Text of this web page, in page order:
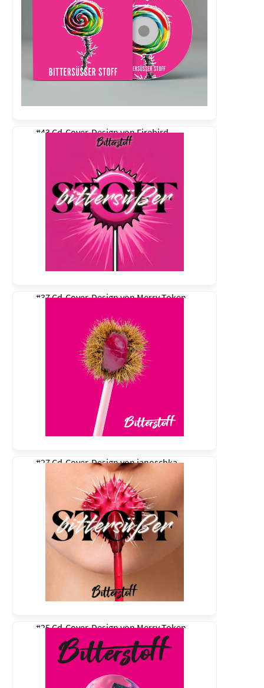
#43 Cd-Cover-Design vonFirebird
#37 Cd-Cover-Design vonMerry Token
#27 Cd-Cover-Design vonjanoschka
#25 Cd-Cover-Design vonMerry Token